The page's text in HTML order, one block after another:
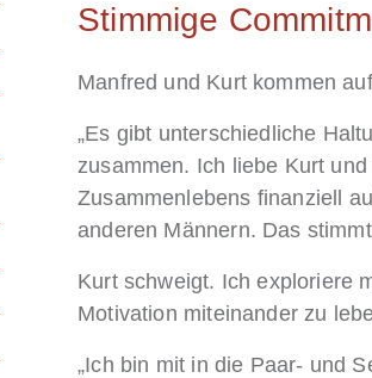
Stimmige
Manfred und Kurt kommen
„Es gibt unterschiedliche
zusammen. Ich liebe Kurt
Zusammenlebens finanziell
anderen Männern. Das
Kurt schweigt. Ich exploriere
Motivation miteinander zu
„Ich bin mit in die Paar- und